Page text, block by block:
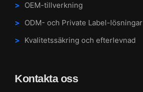
OEM-tillverkning
ODM- och Private Label-lösningar
Kvalitetssäkring och efterlevnad
Kontakta oss